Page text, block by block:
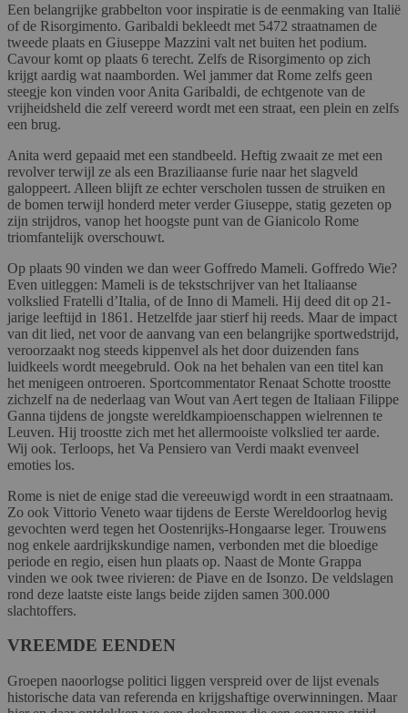
Een belangrijke grabbelton voor inspiratie is de eenmaking van Italië
of de Risorgimento. Garibaldi bekleedt met 5472 straatnamen de
tweede plaats en Giuseppe Mazzini valt net buiten het podium.
Cavour komt op plaats 6 terecht. Zelfs de Risorgimento op zich
krijgt aardig wat naamborden. Wel jammer dat Rome zelfs geen
steegje kon vinden voor Anita Garibaldi, de echtgenote van de
vrijheidsheld die zelf vereerd wordt met een straat, een plein en zelfs
een brug.
Anita werd gepaaid met een standbeeld. Heftig zwaait ze met een
revolver terwijl ze als een Braziliaanse furie naar het slagveld
galoppeert. Alleen blijft ze echter verscholen tussen de struiken en
de bomen terwijl honderd meter verder Giuseppe, statig gezeten op
zijn strijdros, vanop het hoogste punt van de Gianicolo Rome
triomfantelijk overschouwt.
Op plaats 90 vinden we dan weer Goffredo Mameli. Goffredo Wie?
Even uitleggen: Mameli is de tekstschrijver van het Italiaanse
volkslied Fratelli d’Italia, of de Inno di Mameli. Hij deed dit op 21-
jarige leeftijd in 1861. Hetzelfde jaar stierf hij reeds. Maar de impact
van dit lied, net voor de aanvang van een belangrijke sportwedstrijd,
veroorzaakt nog steeds kippenvel als het door duizenden fans
luidkeels wordt meegebruld. Ook na het behalen van een titel kan
het menigeen ontroeren. Sportcommentator Renaat Schotte troostte
zichzelf na de nederlaag van Wout van Aert tegen de Italiaan Filippe
Ganna tijdens de jongste wereldkampioenschappen wielrennen te
Leuven. Hij troostte zich met het allermooiste volkslied ter aarde.
Wij ook. Terloops, het Va Pensiero van Verdi maakt evenveel
emoties los.
Rome is niet de enige stad die vereeuwigd wordt in een straatnaam.
Zo ook Vittorio Veneto waar tijdens de Eerste Wereldoorlog hevig
gevochten werd tegen het Oostenrijks-Hongaarse leger. Trouwens
nog enkele aardrijkskundige namen, verbonden met die bloedige
periode en regio, eisen hun plaats op. Naast de Monte Grappa
vinden we ook twee rivieren: de Piave en de Isonzo. De veldslagen
rond deze laatste eiste langs beide zijden samen 300.000
slachtoffers.
VREEMDE EENDEN
Groepen naoorlogse politici liggen verspreid over de lijst evenals
historische data van referenda en krijgshaftige overwinningen. Maar